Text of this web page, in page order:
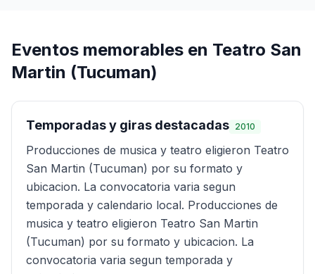
Eventos memorables en Teatro San
Martin (Tucuman)
Temporadas y giras destacadas 2010
Producciones de musica y teatro eligieron Teatro
San Martin (Tucuman) por su formato y
ubicacion. La convocatoria varia segun
temporada y calendario local. Producciones de
musica y teatro eligieron Teatro San Martin
(Tucuman) por su formato y ubicacion. La
convocatoria varia segun temporada y